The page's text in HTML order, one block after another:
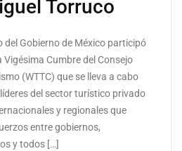
Torruco
del Gobierno de México participó
Cumbre del Consejo
(WTTC) que se lleva a cabo
del sector turístico privado
y regionales que
entre gobiernos,
y todos […]